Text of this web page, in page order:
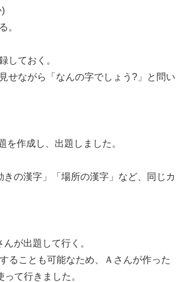
)
。
しておく。
せながら「なんの字でしょう?」と問い
作成し、出題しました。
の漢字」「場所の漢字」など、同じカ
が出題して行く。
ることも可能なため、Ａさんが作った
て行きました。